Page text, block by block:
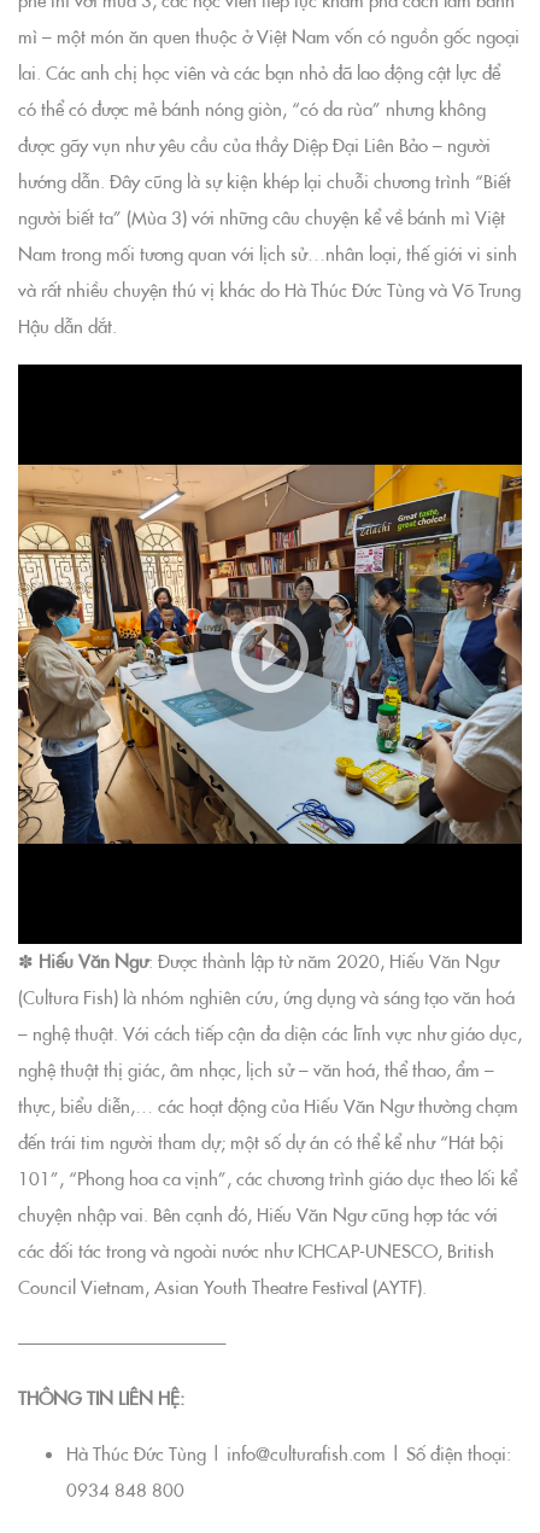
mì – một món ăn quen thuộc ở Việt Nam vốn có nguồn gốc ngoại
lai. Các anh chị học viên và các bạn nhỏ đã lao động cật lực để
có thể có được mẻ bánh nóng giòn, “có da rùa” nhưng không
được gãy vụn như yêu cầu của thầy Diệp Đại Liên Bảo – người
hướng dẫn. Đây cũng là sự kiện khép lại chuỗi chương trình “Biết
người biết ta” (Mùa 3) với những câu chuyện kể về bánh mì Việt
Nam trong mối tương quan với lịch sử…nhân loại, thế giới vi sinh
và rất nhiều chuyện thú vị khác do Hà Thúc Đức Tùng và Võ Trung
Hậu dẫn dắt.
✽ Hiếu Văn Ngư: Được thành lập từ năm 2020, Hiếu Văn Ngư
(Cultura Fish) là nhóm nghiên cứu, ứng dụng và sáng tạo văn hoá
– nghệ thuật. Với cách tiếp cận đa diện các lĩnh vực như giáo dục,
nghệ thuật thị giác, âm nhạc, lịch sử – văn hoá, thể thao, ẩm –
thực, biểu diễn,… các hoạt động của Hiếu Văn Ngư thường chạm
đến trái tim người tham dự; một số dự án có thể kể như “Hát bội
101”, “Phong hoa ca vịnh”, các chương trình giáo dục theo lối kể
chuyện nhập vai. Bên cạnh đó, Hiếu Văn Ngư cũng hợp tác với
các đối tác trong và ngoài nước như ICHCAP-UNESCO, British
Council Vietnam, Asian Youth Theatre Festival (AYTF).
———————————–
THÔNG TIN LIÊN HỆ:
Hà Thúc Đức Tùng | info@culturafish.com | Số điện thoại:
0934 848 800